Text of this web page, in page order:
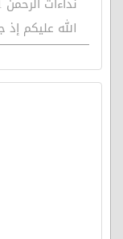
الله عليكم إذ